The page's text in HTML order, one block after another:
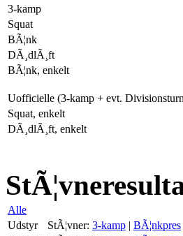
3-kamp
Squat
BÃ¦nk
DÃ¸dlÃ¸ft
BÃ¦nk, enkelt
Uofficielle (3-kamp + evt.
Squat, enkelt
DÃ¸dlÃ¸ft, enkelt
Alle
Udstyr
StÃ¦vner: 3-kamp | BÃ¦nkpres